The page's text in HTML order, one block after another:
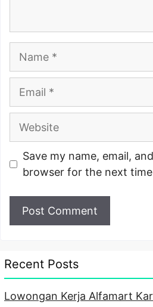
Name
Email
Website
Save my name, email,
browser for the next
Recent Posts
Lowongan Kerja Alfamart